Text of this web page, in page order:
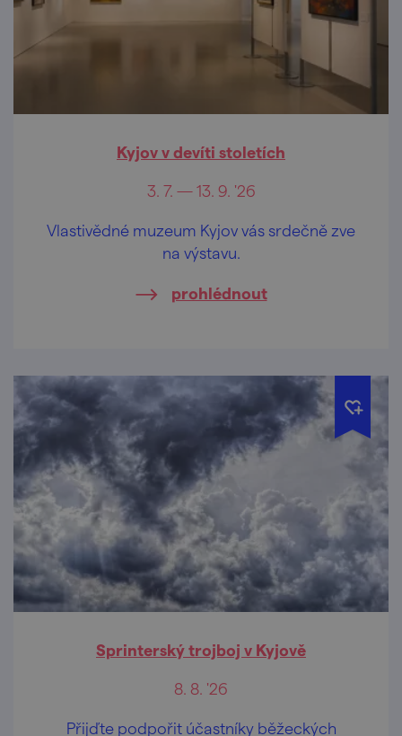
Kyjov v devíti stoletích
3. 7. — 13. 9. '26
Vlastivědné muzeum Kyjov vás srdečně zve
na výstavu.
prohlédnout
Sprinterský trojboj v Kyjově
8. 8. '26
Přijďte podpořit účastníky běžeckých